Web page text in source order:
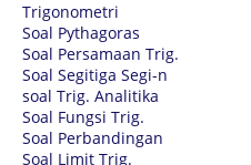
Trigonometri
Soal Pythagoras
Soal Persamaan Trig.
Soal Segitiga Segi-n
soal Trig. Analitika
Soal Fungsi Trig.
Soal Perbandingan
Soal Limit Trig.